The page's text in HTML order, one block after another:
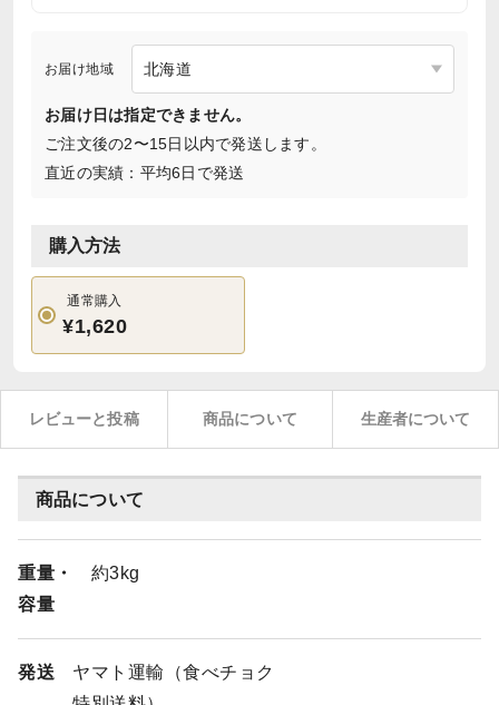
お届け地域
お届け日は指定できません。
ご注文後の2〜15日以内で発送します。
直近の実績：平均6日で発送
購入方法
通常購入
¥1,620
レビューと投稿 商品について 生産者について
商品について
重量・
容量
約3kg
発送
ヤマト運輸（食べチョク